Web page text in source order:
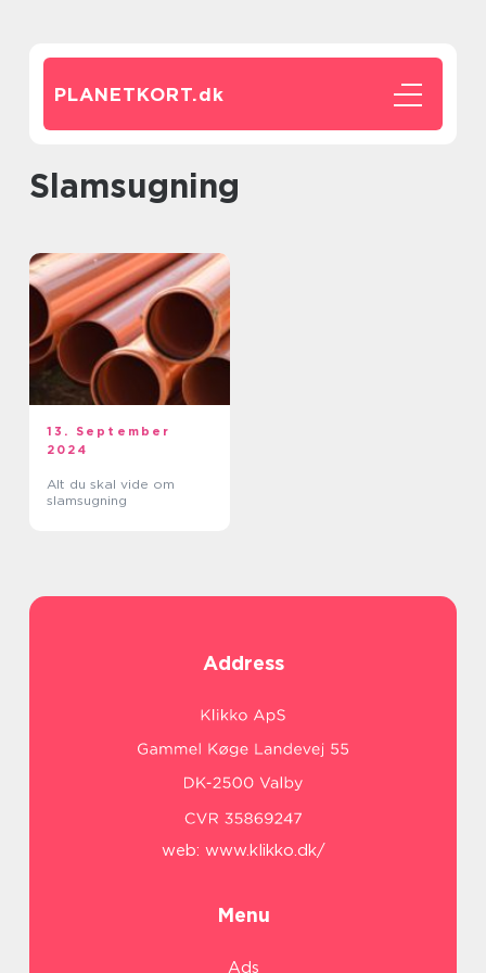
PLANETKORT.dk
slamsugning
13. September
2024
Alt du skal vide om
slamsugning
Address
web: www.klikko.dk/
Menu
Ads